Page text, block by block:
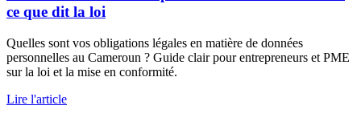
ce que dit la loi
Quelles sont vos obligations légales en matière de données
personnelles au Cameroun ? Guide clair pour entrepreneurs et PME
sur la loi et la mise en conformité.
Lire l'article